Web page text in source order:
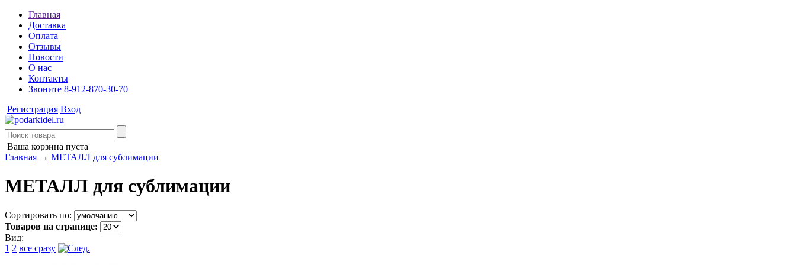
Главная
Доставка
Оплата
Отзывы
Новости
О нас
Контакты
Звоните 8-912-870-30-70
Регистрация Вход
Ваша корзина пуста
Главная → МЕТАЛЛ для сублимации
МЕТАЛЛ для сублимации
Сортировать по:
Товаров на странице:
Вид:
1 2 все сразу